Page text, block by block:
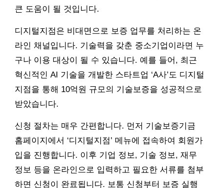
큰 도움이 될 것입니다.
디지털지점은 비대면으로 보증 업무를 처리하는 온
라인 채널입니다. 기술력을 갖춘 중소기업이라면 누
구나 이용 대상이 될 수 있습니다. 예를 들어, 최근
혁신적인 AI 기술을 개발한 스타트업 ‘A사’도 디지털
지점을 통해 10억원 규모의 기술보증을 성공적으로
받았습니다.
신청 절차는 매우 간편합니다. 먼저 기술보증기금
홈페이지에서 ‘디지털지점’ 메뉴에 접속하여 회원가
입을 진행합니다. 이후 기업 정보, 기술 정보, 재무
정보 등을 온라인으로 입력하고 필요한 서류를 첨부
하면 신청이 완료됩니다. 보통 신청부터 보증 실행